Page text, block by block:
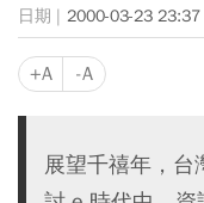
2000-03-23 23:37
+A -A
展望千禧年，台